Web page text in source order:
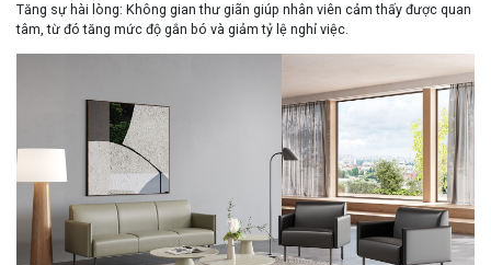
Tăng sự hài lòng: Không gian thư giãn giúp nhân viên cảm thấy được quan
tâm, từ đó tăng mức độ gắn bó và giảm tỷ lệ nghỉ việc.